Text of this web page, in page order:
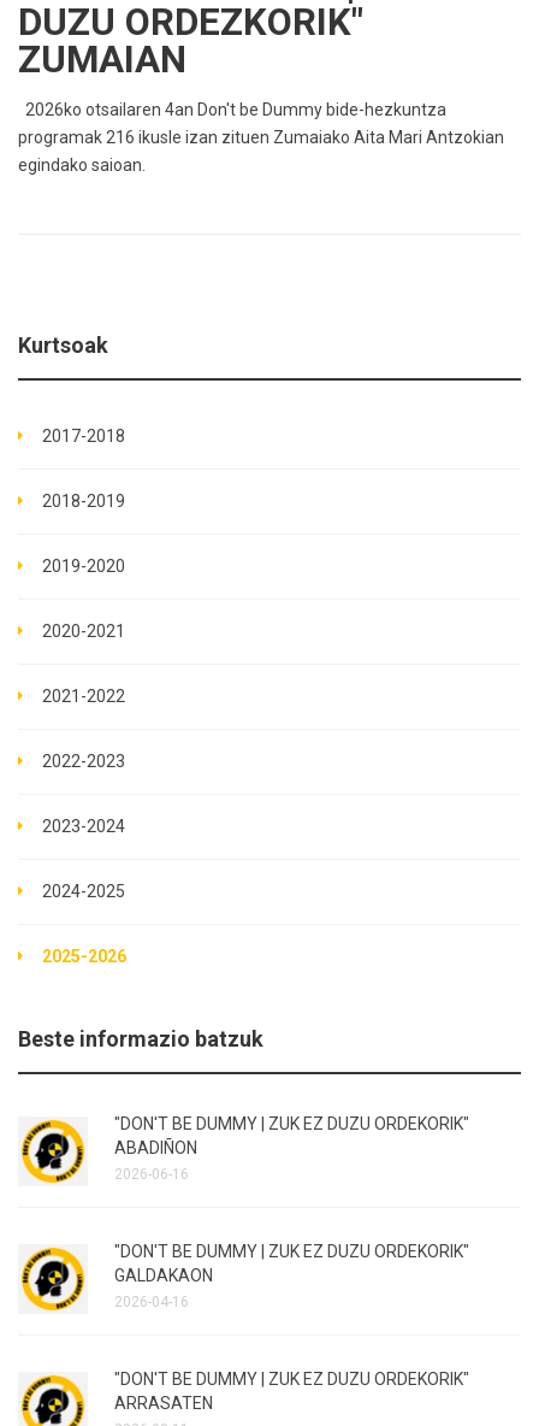
DUZU ORDEZKORIK"
ZUMAIAN
2026ko otsailaren 4an Don't be Dummy bide-hezkuntza
programak 216 ikusle izan zituen Zumaiako Aita Mari Antzokian
egindako saioan.
Kurtsoak
2017-2018
2018-2019
2019-2020
2020-2021
2021-2022
2022-2023
2023-2024
2024-2025
2025-2026
Beste informazio batzuk
"DON'T BE DUMMY | ZUK EZ DUZU ORDEKORIK"
ABADIÑON
2026-06-16
"DON'T BE DUMMY | ZUK EZ DUZU ORDEKORIK"
GALDAKAON
2026-04-16
"DON'T BE DUMMY | ZUK EZ DUZU ORDEKORIK"
ARRASATEN